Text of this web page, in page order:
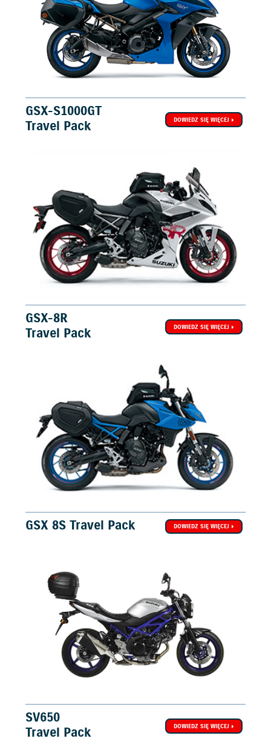
GSX-S1000GT
Travel Pack
DOWIEDZ SIĘ WIĘCEJ
GSX-8R
Travel Pack
DOWIEDZ SIĘ WIĘCEJ
GSX 8S Travel Pack DOWIEDZ SIĘ WIĘCEJ
SV650
Travel Pack
DOWIEDZ SIĘ WIĘCEJ